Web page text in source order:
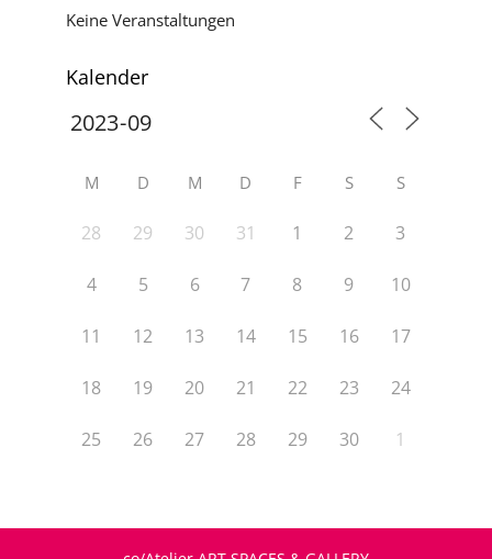
Keine Veranstaltungen
Kalender
M D M D F S S
28 29 30 31 1 2 3
4 5 6 7 8 9 10
11 12 13 14 15 16 17
18 19 20 21 22 23 24
25 26 27 28 29 30 1